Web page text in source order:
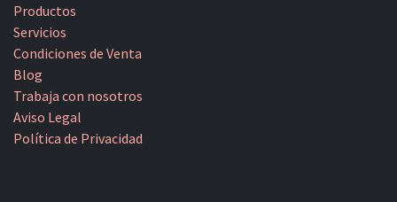
Productos
Servicios
Condiciones de Venta
Blog
Trabaja con nosotros
Aviso Legal
Política de Privacidad